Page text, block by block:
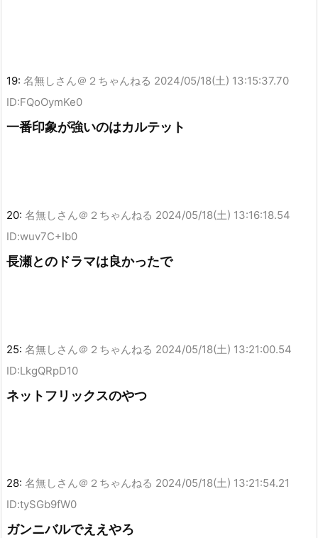
19: 名無しさん＠２ちゃんねる 2024/05/18(土) 13:15:37.70
ID:FQoOymKe0
一番印象が強いのはカルテット
20: 名無しさん＠２ちゃんねる 2024/05/18(土) 13:16:18.54
ID:wuv7C+Ib0
長瀬とのドラマは良かったで
25: 名無しさん＠２ちゃんねる 2024/05/18(土) 13:21:00.54
ID:LkgQRpD10
ネットフリックスのやつ
28: 名無しさん＠２ちゃんねる 2024/05/18(土) 13:21:54.21
ID:tySGb9fW0
ガンニバルでええやろ